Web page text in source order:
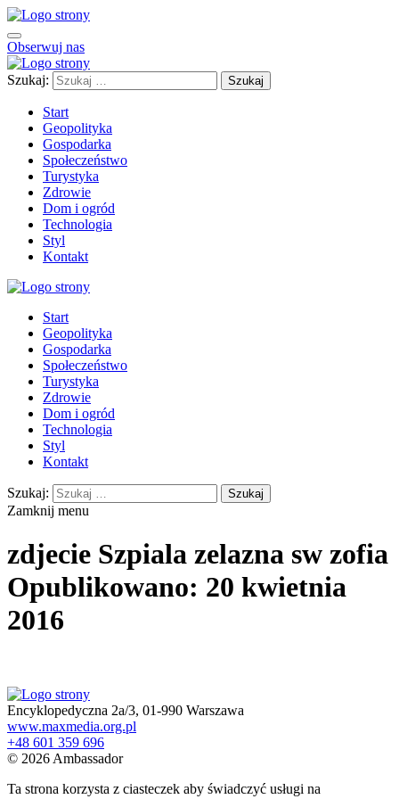
Obserwuj nas
Szukaj:
Start
Geopolityka
Gospodarka
Społeczeństwo
Turystyka
Zdrowie
Dom i ogród
Technologia
Styl
Kontakt
Start
Geopolityka
Gospodarka
Społeczeństwo
Turystyka
Zdrowie
Dom i ogród
Technologia
Styl
Kontakt
Szukaj:
Zamknij menu
zdjecie Szpiala zelazna sw zofia
Opublikowano: 20 kwietnia
2016
Encyklopedyczna 2a/3, 01-990 Warszawa
www.maxmedia.org.pl
+48 601 359 696
© 2026 Ambassador
Ta strona korzysta z ciasteczek aby świadczyć usługi na